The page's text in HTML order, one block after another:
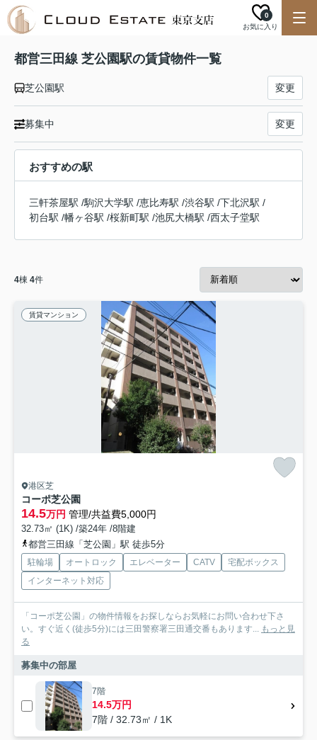
お気に入り
0
都営三田線 芝公園駅の賃貸物件一覧
芝公園駅 変更
募集中 変更
おすすめの駅
三軒茶屋駅 /駒沢大学駅 /恵比寿駅 /渋谷駅 /下北沢駅 /
初台駅 /幡ヶ谷駅 /桜新町駅 /池尻大橋駅 /西太子堂駅
4棟 4件
賃貸マンション
港区芝
コーポ芝公園
14.5万円 管理/共益費5,000円
32.73㎡ (1K) /築24年 /8階建
都営三田線「芝公園」駅 徒歩5分
駐輪場 オートロック エレベーター CATV
宅配ボックス
インターネット対応
「コーポ芝公園」の物件情報をお探しならお気軽にお問い合わせ下さ
い。すぐ近く(徒歩5分)には三田警察署三田通交番もあります... もっと見
る
募集中の部屋
7階
14.5万円
7階 / 32.73㎡ / 1K